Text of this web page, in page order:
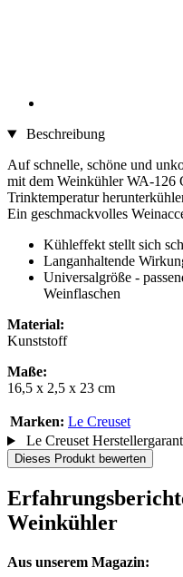
Beschreibung
Auf schnelle, schöne und
mit dem Weinkühler WA-126
Trinktemperatur
Ein geschmackvolles
Kühleffekt stellt sich
Langanhaltende
Universalgröße -
Weinflaschen
Material:
Kunststoff
Maße:
16,5 x 2,5 x 23 cm
Marken: Le Creuset
Le Creuset
Dieses Produkt bewerten
Weinkühler
Aus unserem Magazin: